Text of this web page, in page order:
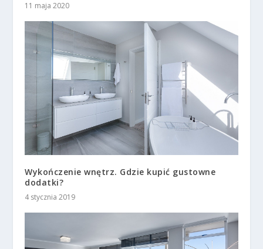
11 maja 2020
Wykończenie wnętrz. Gdzie kupić gustowne
dodatki?
4 stycznia 2019